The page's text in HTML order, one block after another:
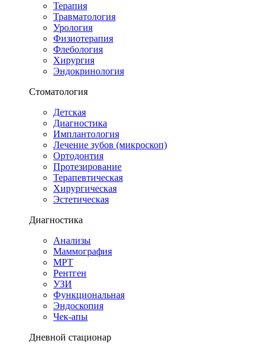
Терапия
Травматология
Урология
Физиотерапия
Флебология
Хирургия
Эндокринология
Стоматология
Детская
Диагностика
Имплантология
Лечение зубов (микроскоп)
Ортодонтия
Протезирование
Терапевтическая
Хирургическая
Эстетическая
Диагностика
Анализы
Маммография
МРТ
Рентген
УЗИ
Функциональная
Эндоскопия
Чек-апы
Дневной стационар